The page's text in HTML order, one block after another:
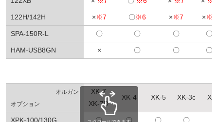
122H/142H ×※7 〇※6 ×※7 ×※7
SPA-150R-L 〇 〇 〇 〇
HAM-USB8GN × 〇 〇 〇
オルガン
オプション
XK-7
XK-7D
XK-4 XK-5 XK-3c
XPK-100/130G 〇 〇 〇 〇